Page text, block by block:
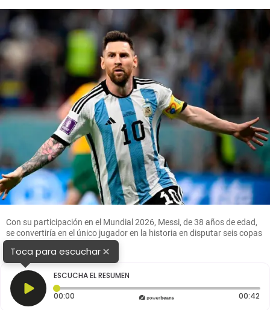
Con su participación en el Mundial 2026, Messi, de 38 años de edad,
se convertiría en el único jugador en la historia en disputar seis copas
del mundo. FOTO AFP
Toca para escuchar×
ESCUCHA EL RESUMEN
00:00 Tiempo transcurrido: 0 segundos 00:42